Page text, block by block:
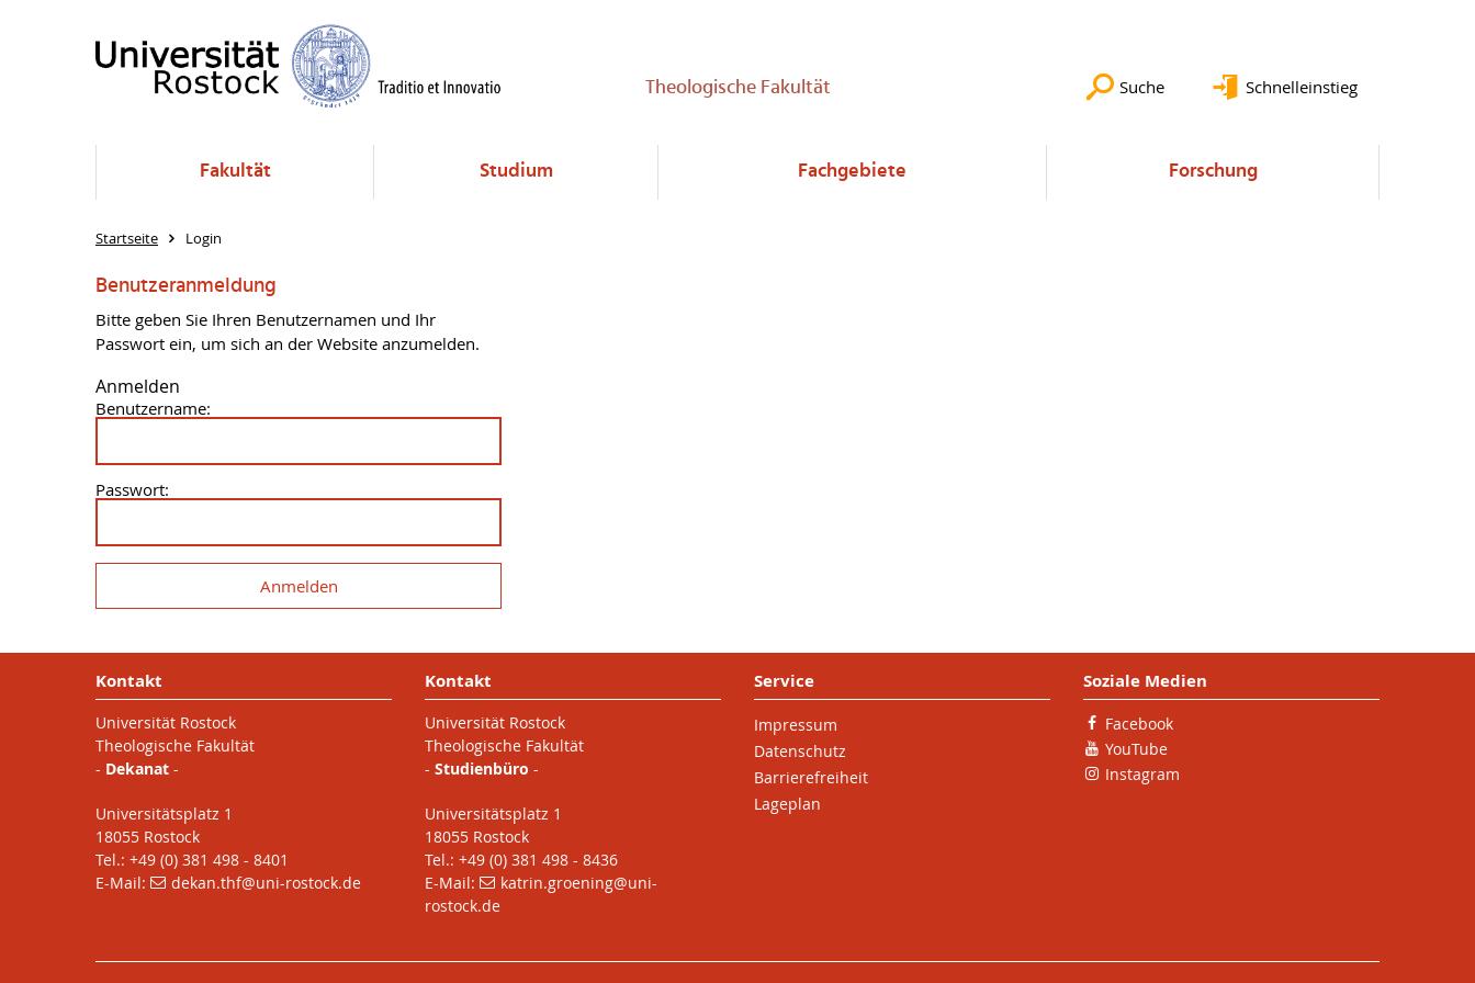
Theologische Fakultät Suche Schnelleinstieg
Fakultät Studium Fachgebiete Forschung
Startseite Login
Benutzeranmeldung
Bitte geben Sie Ihren Benutzernamen und Ihr
Passwort ein, um sich an der Website anzumelden.
Anmelden
Benutzername:
Passwort:
Kontakt
Universität Rostock
Theologische Fakultät
- Dekanat -
Universitätsplatz 1
18055 Rostock
Tel.: +49 (0) 381 498 - 8401
E-Mail:
dekan.thf@uni-rostock.de
Kontakt
Universität Rostock
Theologische Fakultät
- Studienbüro -
Universitätsplatz 1
18055 Rostock
Tel.: +49 (0) 381 498 - 8436
E-Mail:
katrin.groening@uni-
rostock.de
Service
Impressum
Datenschutz
Barrierefreiheit
Lageplan
Soziale Medien
Facebook
YouTube
Instagram